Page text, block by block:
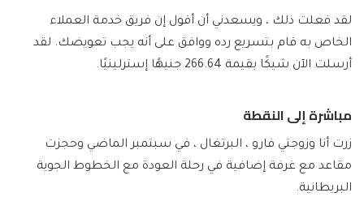
لقد فعلت ذلك ، ويسعدني أن أقول إن فريق خدمة العملاء
الخاص به قام بتسريع رده ووافق على أنه يجب تعويضك. لقد
أرسلت الآن شيكًا بقيمة 266.64 جنيهًا إسترلينيًا.
مباشرة إلى النقطة
زرت أنا وزوجتي فارو ، البرتغال ، في سبتمبر الماضي وحجزت
مقاعد مع غرفة إضافية في رحلة العودة مع الخطوط الجوية
البريطانية.